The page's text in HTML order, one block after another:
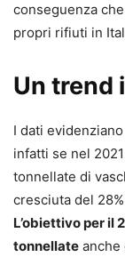
conseguenza
propri rifiuti in
Un trend
I dati
infatti se nel
tonnellate di
cresciuta del
L’obiettivo per il
tonnellate anche